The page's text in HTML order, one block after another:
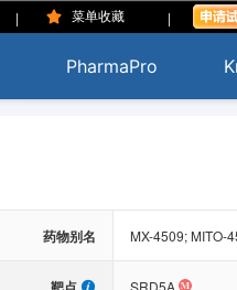
| 菜单收藏 |
PharmaPro
药物别名 MX-4509; MITO-
SRD5A